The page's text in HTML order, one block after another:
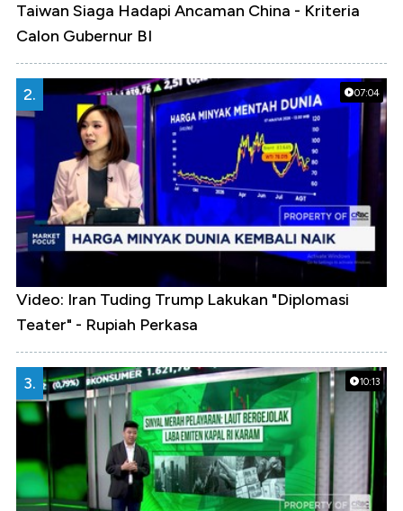
Taiwan Siaga Hadapi Ancaman China - Kriteria
Calon Gubernur BI
07:04
2.
Video: Iran Tuding Trump Lakukan "Diplomasi
Teater" - Rupiah Perkasa
10:13
3.